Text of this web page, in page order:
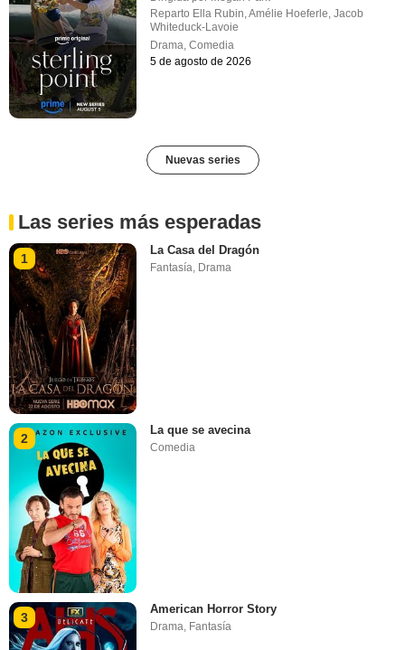
Reparto Ella Rubin,Amélie Hoeferle,Jacob
Whiteduck-Lavoie
Drama,Comedia
5 de agosto de 2026
Nuevas series
Las series más esperadas
1
La Casa del Dragón
Fantasía, Drama
2
La que se avecina
Comedia
3
American Horror Story
Drama, Fantasía